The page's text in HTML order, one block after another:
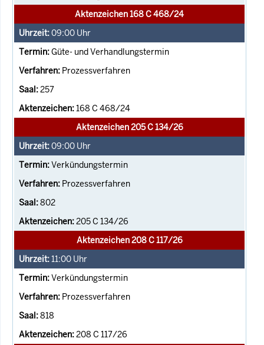
Aktenzeichen 168 C 468/24
09:00 Uhr
Güte- und Verhandlungstermin
Prozessverfahren
257
168 C 468/24
Aktenzeichen 205 C 134/26
09:00 Uhr
Verkündungstermin
Prozessverfahren
802
205 C 134/26
Aktenzeichen 208 C 117/26
11:00 Uhr
Verkündungstermin
Prozessverfahren
818
208 C 117/26